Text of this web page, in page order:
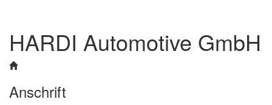
HARDI Automotive GmbH
Anschrift